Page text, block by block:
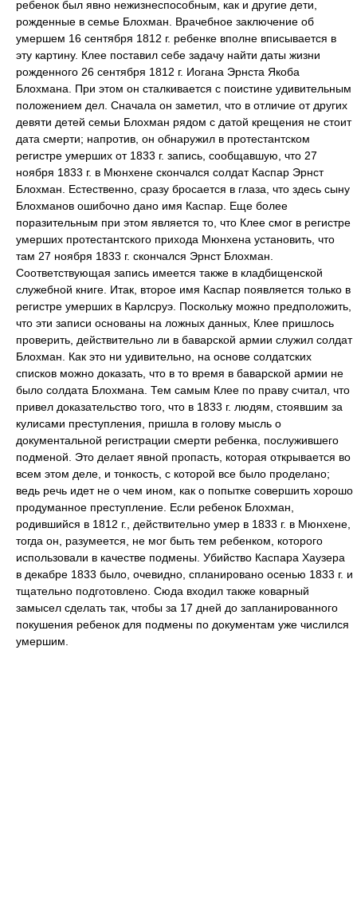
ребенок был явно нежизнеспособным, как и другие дети,
рожденные в семье Блохман. Врачебное заключение об
умершем 16 сентября 1812 г. ребенке вполне вписывается в
эту картину. Клее поставил себе задачу найти даты жизни
рожденного 26 сентября 1812 г. Иогана Эрнста Якоба
Блохмана. При этом он сталкивается с поистине удивительным
положением дел. Сначала он заметил, что в отличие от других
девяти детей семьи Блохман рядом с датой крещения не стоит
дата смерти; напротив, он обнаружил в протестантском
регистре умерших от 1833 г. запись, сообщавшую, что 27
ноября 1833 г. в Мюнхене скончался солдат Каспар Эрнст
Блохман. Естественно, сразу бросается в глаза, что здесь сыну
Блохманов ошибочно дано имя Каспар. Еще более
поразительным при этом является то, что Клее смог в регистре
умерших протестантского прихода Мюнхена установить, что
там 27 ноября 1833 г. скончался Эрнст Блохман.
Соответствующая запись имеется также в кладбищенской
служебной книге. Итак, второе имя Каспар появляется только в
регистре умерших в Карлсруэ. Поскольку можно предположить,
что эти записи основаны на ложных данных, Клее пришлось
проверить, действительно ли в баварской армии служил солдат
Блохман. Как это ни удивительно, на основе солдатских
списков можно доказать, что в то время в баварской армии не
было солдата Блохмана. Тем самым Клее по праву считал, что
привел доказательство того, что в 1833 г. людям, стоявшим за
кулисами преступления, пришла в голову мысль о
документальной регистрации смерти ребенка, послужившего
подменой. Это делает явной пропасть, которая открывается во
всем этом деле, и тонкость, с которой все было проделано;
ведь речь идет не о чем ином, как о попытке совершить хорошо
продуманное преступление. Если ребенок Блохман,
родившийся в 1812 г., действительно умер в 1833 г. в Мюнхене,
тогда он, разумеется, не мог быть тем ребенком, которого
использовали в качестве подмены. Убийство Каспара Хаузера
в декабре 1833 было, очевидно, спланировано осенью 1833 г. и
тщательно подготовлено. Сюда входил также коварный
замысел сделать так, чтобы за 17 дней до запланированного
покушения ребенок для подмены по документам уже числился
умершим.